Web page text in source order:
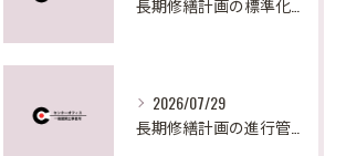
2026/07/29